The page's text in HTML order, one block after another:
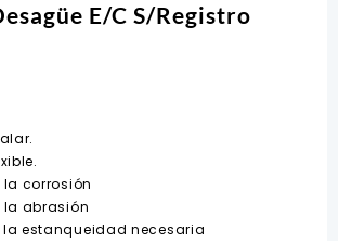
E/C S/Registro
la corrosión
la abrasión
la estanqueidad necesaria